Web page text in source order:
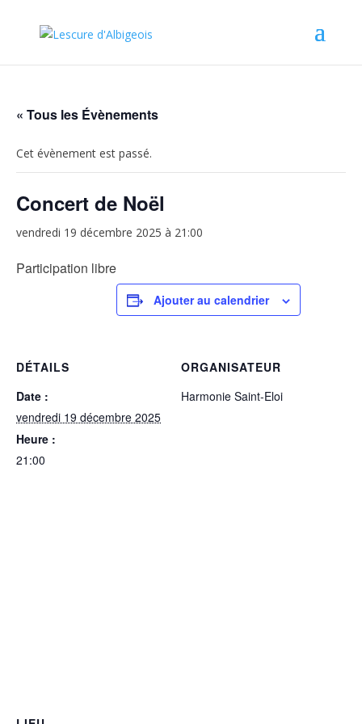
« Tous les Évènements
Cet évènement est passé.
Concert de Noël
vendredi 19 décembre 2025 à 21:00
Participation libre
Ajouter au calendrier
DÉTAILS
Date :
vendredi 19 décembre 2025
Heure :
21:00
ORGANISATEUR
Harmonie Saint-Eloi